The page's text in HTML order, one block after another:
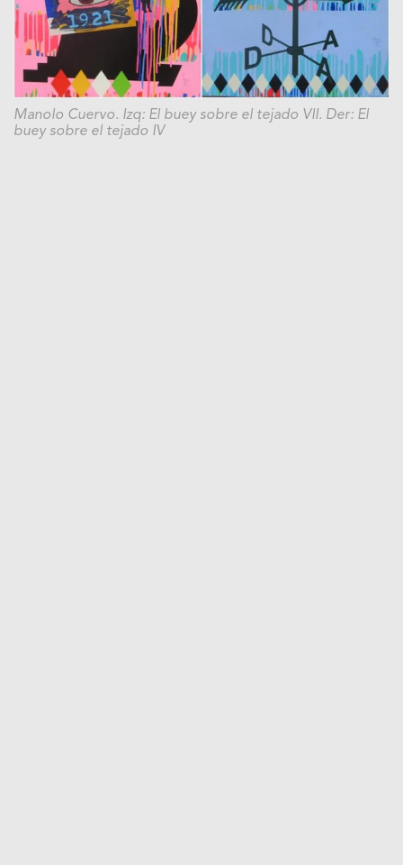
Manolo Cuervo. Izq: El buey sobre el tejado VII. Der: El
buey sobre el tejado IV